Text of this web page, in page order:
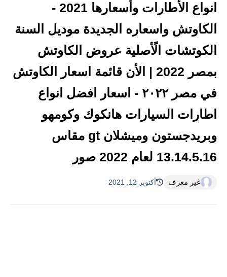
انواع الأطارات وأسعارها 2021 -
الكاوتش واسعاره الجديدة موديل السنة
الكوتشات الًأصلية عروض الكاوتش
بمصر 2022 | الأن قائمة اسعار الكاوتش
في مصر ٢٠٢٢ - اسعار افضل انواع
اطارات السيارات هانكوك وكومهو
وبريدجستون وميشلان gt مقاس
13.14.5.16 لعام 2022 صور
غير معرف أكتوبر 12, 2021